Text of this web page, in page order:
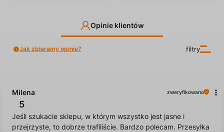
Opinie klientów
filtry
Jak zbieramy opinie?
Milena zweryfikowano
5
Jeśli szukacie sklepu, w którym wszystko jest jasne i
przejrzyste, to dobrze trafiliście. Bardzo polecam. Przesyłka